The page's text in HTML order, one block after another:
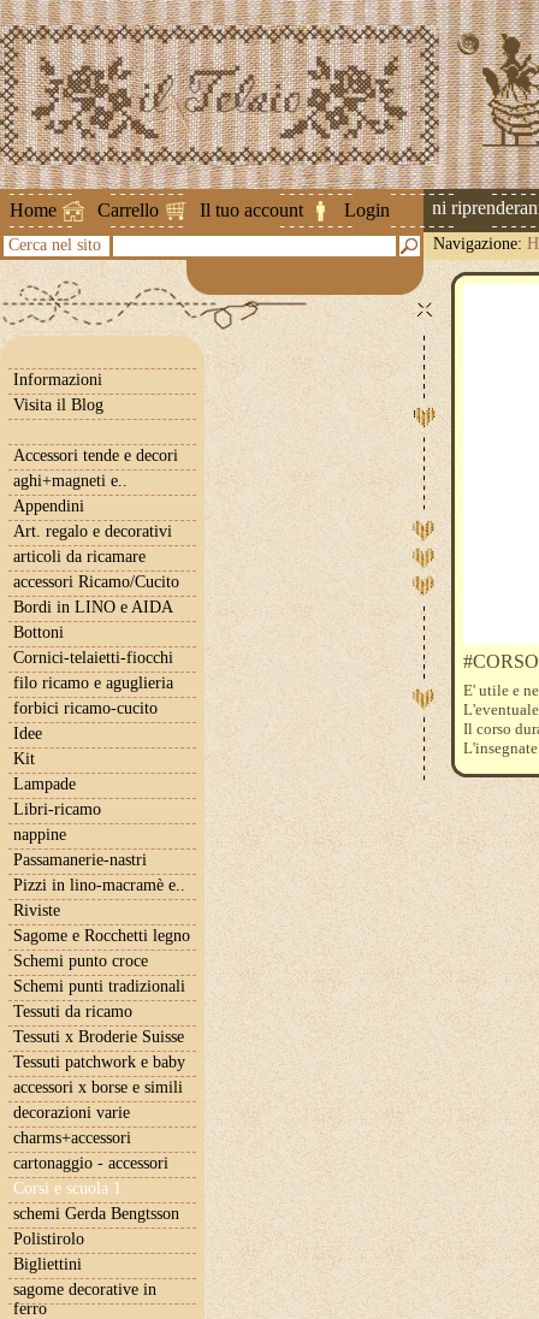
Home Carrello Il tuo account Login
Attenzione ! Le spedizioni
Cerca nel sito Navigazione:
Informazioni
Visita il Blog
Accessori tende e decori
aghi+magneti e..
Appendini
Art. regalo e decorativi
articoli da ricamare
accessori Ricamo/Cucito
Bordi in LINO e AIDA
Bottoni
Cornici-telaietti-fiocchi
filo ricamo e aguglieria
forbici ricamo-cucito
Idee
Kit
Lampade
Libri-ricamo
nappine
Passamanerie-nastri
Pizzi in lino-macramè e..
Riviste
Sagome e Rocchetti legno
Schemi punto croce
Schemi punti tradizionali
Tessuti da ricamo
Tessuti x Broderie Suisse
Tessuti patchwork e baby
accessori x borse e simili
decorazioni varie
charms+accessori
cartonaggio - accessori
Corsi e scuola 1
schemi Gerda Bengtsson
Polistirolo
Bigliettini
sagome decorative in
ferro
E' utile e
Il corso
Noi,
spatolina
del solo
Il costo è